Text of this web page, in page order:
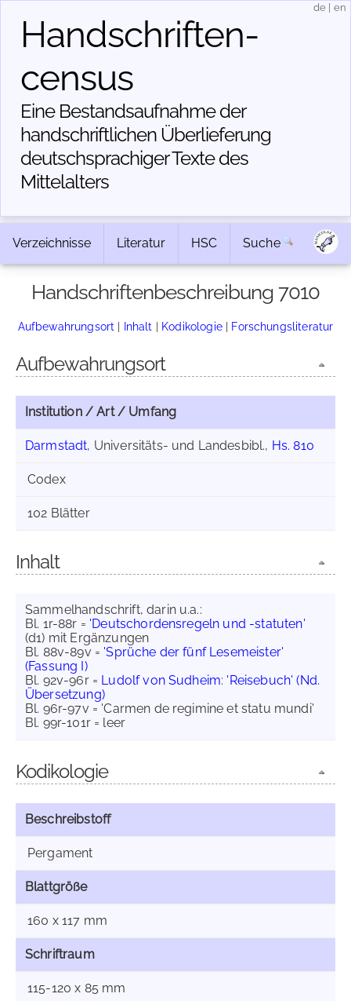
Handschriften­
census
Eine Bestandsaufnahme der
handschriftlichen Über­lieferung
deutschsprachiger Texte des
Mittelalters
de en
Verzeichnisse Literatur HSC Suche
Handschriftenbeschreibung 7010
Aufbewahrungsort | Inhalt | Kodikologie| Forschungsliteratur
Aufbewahrungsort
Institution / Art / Umfang
Darmstadt, Universitäts- und Landesbibl., Hs. 810
Codex
102 Blätter
Inhalt
Sammelhandschrift, darin u.a.:
Bl. 1r-88r = 'Deutschordensregeln und -statuten'
(d1) mit Ergänzungen
Bl. 88v-89v = 'Sprüche der fünf Lesemeister'
(Fassung I)
Bl. 92v-96r = Ludolf von Sudheim: 'Reisebuch' (Nd.
Übersetzung)
Bl. 96r-97v = 'Carmen de regimine et statu mundi'
Bl. 99r-101r = leer
Kodikologie
Beschreibstoff
Pergament
Blattgröße
160 x 117 mm
Schriftraum
115-120 x 85 mm